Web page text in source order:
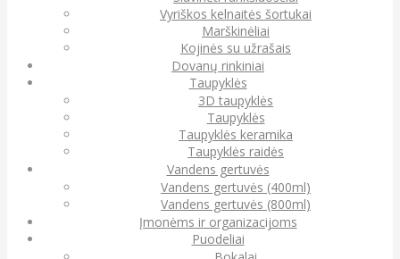
Vyriškos kelnaitės šortukai
Marškinėliai
Kojinės su užrašais
Dovanų rinkiniai
Taupyklės
3D taupyklės
Taupyklės
Taupyklės keramika
Taupyklės raidės
Vandens gertuvės
Vandens gertuvės (400ml)
Vandens gertuvės (800ml)
Įmonėms ir organizacijoms
Puodeliai